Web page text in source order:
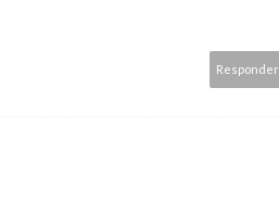
Responder